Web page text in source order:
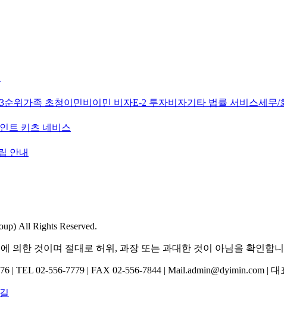
순위 가족 초청이민비이민 비자E-2 투자비자기타 법률 서비스세무/
트 키츠 네비스
안내
All Rights Reserved.
의한 것이며 절대로 허위, 과장 또는 과대한 것이 아님을 확인합
TEL 02-556-7779 | FAX 02-556-7844 | Mail.admin@dyimin.com |